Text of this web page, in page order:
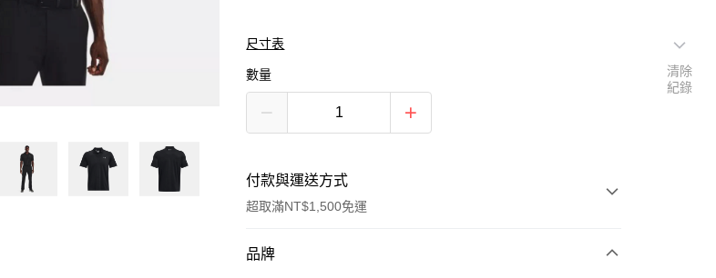
尺寸表
數量
付款與運送方式
超取滿NT$1,500免運
付款方式
品牌
清除
紀錄